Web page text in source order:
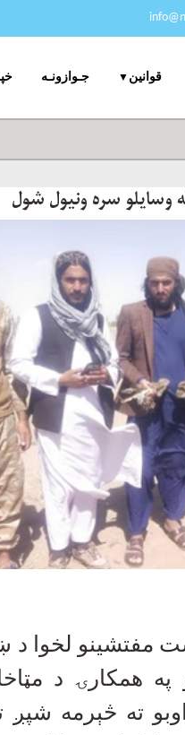
جـوازونـه قوانین
مفتشینو لخوا
په همکارۍ د
ته څېرمه شپږ